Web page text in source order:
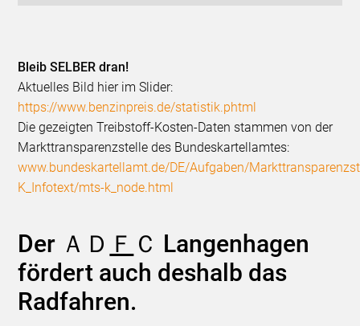
Bleib SELBER dran!
Aktuelles Bild hier im Slider:
https://www.benzinpreis.de/statistik.phtml
Die gezeigten Treibstoff-Kosten-Daten stammen von der
Markttransparenzstelle des Bundeskartellamtes:
www.bundeskartellamt.de/DE/Aufgaben/
K_Infotext/mts-k_node.html
Der ＡＤ Ｆ Ｃ Langenhagen
fördert auch deshalb das
Radfahren.